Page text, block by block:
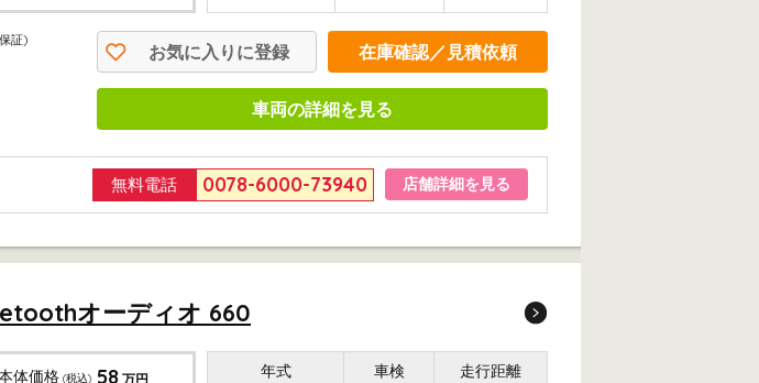
証)
お気に入りに登録 在庫確認／見積依頼
車両の詳細を見る
無料電話 0078-6000-73940 店舗詳細を見る
オーディオ 660
体価格(税込) 58万円 年式 車検 走行距離